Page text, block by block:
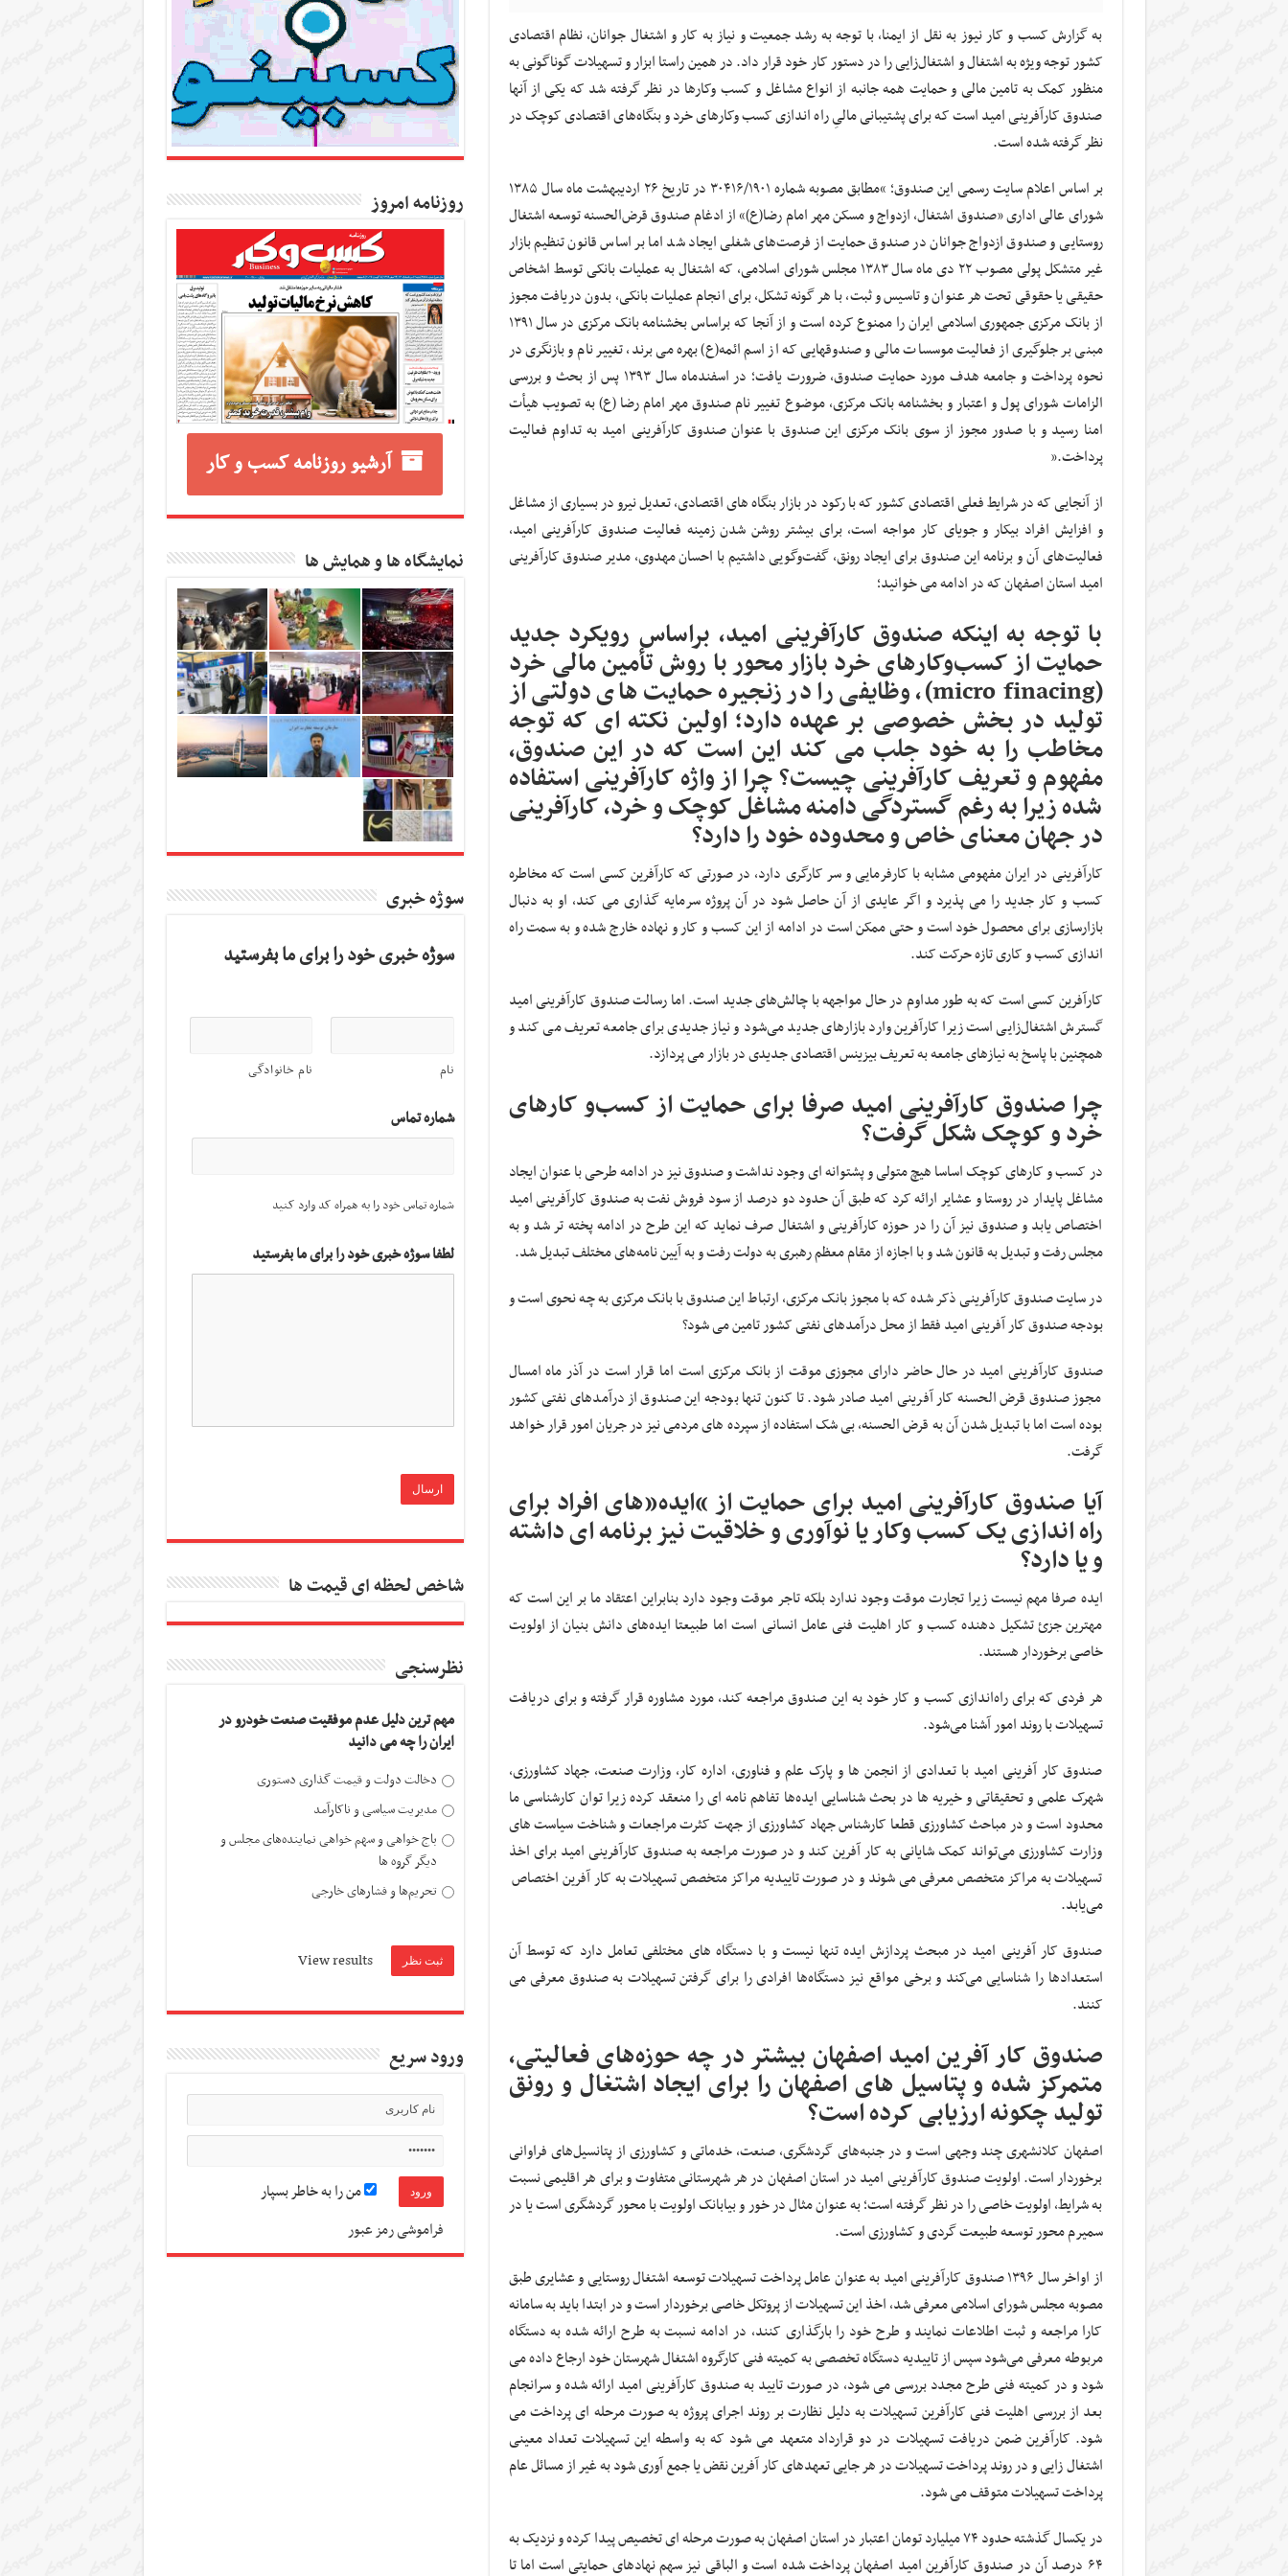
به گزارش کسب و کار نیوز به نقل از ایمنا، با توجه به رشد جمعیت و نیاز به کار و اشتغال جوانان، نظام اقتصادی
کشور توجه ویژه به اشتغال و اشتغال‌زایی را در دستور کار خود قرار داد. در همین راستا ابزار و تسهیلات گوناگونی به
منظور کمک به تامین مالی و حمایت همه جانبه از انواع مشاغل و کسب وکارها در نظر گرفته شد که یکی از آنها
صندوق کارآفرینی امید است که برای پشتیبانی مالیِ راه اندازی کسب وکارهای خرد و بنگاه‌های اقتصادی کوچک در
نظر گرفته شده است.
بر اساس اعلام سایت رسمی این صندوق؛ “مطابق مصوبه‌ شماره‌ ۳۰۴۱۶/۱۹۰۱ در تاریخ ۲۶ اردیبهشت ماه سال ۱۳۸۵
شورای عالی اداری «صندوق اشتغال، ازدواج و مسکن مهر امام رضا(ع)» از ادغام صندوق قرض‌الحسنه‌ توسعه‌ اشتغال
روستایی و صندوق ازدواج جوانان در صندوق حمایت از فرصت‌های شغلی ایجاد شد اما بر اساس قانون تنظیم بازار
غیر متشکل پولی مصوب ۲۲ دی ماه سال ۱۳۸۳ مجلس شورای اسلامی، که اشتغال به عملیات بانکی توسط اشخاص
حقیقی یا حقوقی تحت هر عنوان و تاسیس و ثبت، با هر گونه تشکل، برای انجام عملیات بانکی، بدون دریافت مجوز
از بانک مرکزی جمهوری اسلامی ایران را ممنوع کرده است و از آنجا که براساس بخشنامه بانک مرکزی در سال ۱۳۹۱
مبنی بر جلوگیری از فعالیت موسسات مالی و صندوق‏هایی که از اسم ائمه(ع) بهره می برند، تغییر نام و بازنگری در
نحوه پرداخت و جامعه هدف مورد حمایت صندوق، ضرورت یافت؛ در اسفندماه سال ۱۳۹۳ پس از بحث و بررسی
الزامات شورای پول و اعتبار و بخشنامه بانک مرکزی، موضوع تغییر نام صندوق مهر امام رضا (ع) به تصویب هیأت
امنا رسید و با صدور مجوز از سوی بانک مرکزی این صندوق با عنوان صندوق کارآفرینی امید به تداوم فعالیت
پرداخت.”
از آنجایی که در شرایط فعلی اقتصادی کشور که با رکود در بازار بنگاه های اقتصادی، تعدیل نیرو در بسیاری از مشاغل
و افزایش افراد بیکار و جویای کار مواجه است، برای بیشتر روشن شدن زمینه فعالیت صندوق کارآفرینی امید،
فعالیت‌های آن و برنامه این صندوق برای ایجاد رونق، گفت‌وگویی داشتیم با احسان مهدوی، مدیر صندوق کارآفرینی
امید استان اصفهان که در ادامه می خوانید؛
با توجه به اینکه صندوق کارآفرینی امید، براساس رویکرد جدید
حمایت از کسب‌وکارهای خرد بازار محور با روش تأمین مالی خرد
(micro finacing)، وظایفی را در زنجیره حمایت های دولتی از
تولید در بخش خصوصی بر عهده دارد؛ اولین نکته ای که توجه
مخاطب را به خود جلب می کند این است که در این صندوق،
مفهوم و تعریف کارآفرینی چیست؟ چرا از واژه کارآفرینی استفاده
شده زیرا به رغم گستردگی دامنه مشاغل کوچک و خرد، کارآفرینی
در جهان معنای خاص و محدوده خود را دارد؟
کارآفرینی در ایران مفهومی مشابه با کارفرمایی و سر کارگری دارد، در صورتی که کارآفرین کسی است که مخاطره
کسب و کار جدید را می پذیرد و اگر عایدی از آن حاصل شود در آن پروژه سرمایه گذاری می کند، او به دنبال
بازارسازی برای محصول خود است و حتی ممکن است در ادامه از این کسب و کار و نهاده خارج شده و به سمت راه
اندازی کسب و کاری تازه حرکت کند.
کارآفرین کسی است که به طور مداوم در حال مواجهه با چالش‌های جدید است. اما رسالت صندوق کارآفرینی امید
گسترش اشتغال‌زایی است زیرا کارآفرین وارد بازارهای جدید می‌شود و نیاز جدیدی برای جامعه تعریف می کند و
همچنین با پاسخ به نیازهای جامعه به تعریف بیزینس اقتصادی جدیدی در بازار می پردازد.
چرا صندوق کارآفرینی امید صرفا برای حمایت از کسب‌و کارهای
خرد و کوچک شکل گرفت؟
در کسب و کارهای کوچک اساسا هیچ متولی و پشتوانه ای وجود نداشت و صندوق نیز در ادامه طرحی با عنوان ایجاد
مشاغل پایدار در روستا و عشایر ارائه کرد که طبق آن حدود دو درصد از سود فروش نفت به صندوق کارآفرینی امید
اختصاص یابد و صندوق نیز آن را در حوزه کارآفرینی و اشتغال صرف نماید که این طرح در ادامه پخته تر شد و به
مجلس رفت و تبدیل به قانون شد و با اجازه از مقام معظم رهبری به دولت رفت و به آیین نامه‌های مختلف تبدیل شد.
در سایت صندوق کارآفرینی ذکر شده که با مجوز بانک مرکزی، ارتباط این صندوق با بانک مرکزی به چه نحوی است و
بودجه صندوق کار آفرینی امید فقط از محل درآمدهای نفتی کشور تامین می شود؟
صندوق کارآفرینی امید در حال حاضر دارای مجوزی موقت از بانک مرکزی است اما قرار است در آذر ماه امسال
مجوز صندوق قرض الحسنه کار آفرینی امید صادر شود. تا کنون تنها بودجه این صندوق از درآمدهای نفتی کشور
بوده است اما با تبدیل شدن آن به قرض الحسنه، بی شک استفاده از سپرده های مردمی نیز در جریان امور قرار خواهد
گرفت.
آیا صندوق کارآفرینی امید برای حمایت از “ایده”های افراد برای
راه اندازی یک کسب وکار یا نوآوری و خلاقیت نیز برنامه ای داشته
و یا دارد؟
ایده صرفا مهم نیست زیرا تجارت موقت وجود ندارد بلکه تاجر موقت وجود دارد بنابراین اعتقاد ما بر این است که
مهترین جزئ تشکیل دهنده کسب و کار اهلیت فنی عامل انسانی است اما طبیعتا ایده‌های دانش بنیان از اولویت
خاصی برخوردار هستند.
هر فردی که برای راه‌اندازی کسب و کار خود به این صندوق مراجعه کند، مورد مشاوره قرار گرفته و برای دریافت
تسهیلات با روند امور آشنا می‌شود.
صندوق کار آفرینی امید با تعدادی از انجمن ها و پارک علم و فناوری، اداره کار، وزارت صنعت، جهاد کشاورزی،
شهرک علمی و تحقیقاتی و خیریه ها در بحث شناسایی ایده‌ها تفاهم نامه ای را منعقد کرده زیرا توان کارشناسی ما
محدود است و در مباحث کشاورزی قطعا کارشناس جهاد کشاورزی از جهت کثرت مراجعات و شناخت سیاست های
وزارت کشاورزی می‌تواند کمک شایانی به کار آفرین کند و در صورت مراجعه به صندوق کارآفرینی امید برای اخذ
تسهیلات به مراکز متخصص معرفی می شوند و در صورت تاییدیه مراکز متخصص تسهیلات به کار آفرین اختصاص
می‌یابد.
صندوق کار آفرینی امید در مبحث پردازش ایده تنها نیست و با دستگاه های مختلفی تعامل دارد که توسط آن
استعدادها را شناسایی می‌کند و برخی مواقع نیز دستگاه‌ها افرادی را برای گرفتن تسهیلات به صندوق معرفی می
کنند.
صندوق کار آفرین امید اصفهان بیشتر در چه حوزه‌های فعالیتی،
متمرکز شده و پتاسیل های اصفهان را برای ایجاد اشتغال و رونق
تولید چکونه ارزیابی کرده است؟
اصفهان کلانشهری چند وجهی است و در جنبه‌های گردشگری، صنعت، خدماتی و کشاورزی از پتانسیل‌های فراوانی
برخوردار است. اولویت صندوق کارآفرینی امید در استان اصفهان در هر شهرستانی متفاوت و برای هر اقلیمی نسبت
به شرایط، اولویت خاصی را در نظر گرفته است؛ به عنوان مثال در خور و بیابانک اولویت با محور گردشگری است یا در
سمیرم محور توسعه طبیعت گردی و کشاورزی است.
از اواخر سال ۱۳۹۶ صندوق کارآفرینی امید به عنوان عامل پرداخت تسهیلات توسعه اشتغال روستایی و عشایری طبق
مصوبه مجلس شورای اسلامی معرفی شد، اخذ این تسهیلات از پروتکل خاصی برخوردار است و در ابتدا باید به سامانه
کارا مراجعه و ثبت اطلاعات نمایند و طرح خود را بارگذاری کنند، در ادامه نسبت به طرح ارائه شده به دستگاه
مربوطه معرفی می‌شود سپس از تاییدیه دستگاه تخصصی به کمیته فنی کارگروه اشتغال شهرستان خود ارجاع داده می
شود و در کمیته فنی طرح مجدد بررسی می شود، در صورت تایید به صندوق کارآفرینی امید ارائه شده و سرانجام
بعد از بررسی اهلیت فنی کارآفرین تسهیلات به دلیل نظارت بر روند اجرای پروژه به صورت مرحله ای پرداخت می
شود. کارآفرین ضمن دریافت تسهیلات در دو قرارداد متعهد می شود که به واسطه این تسهیلات تعداد معینی
اشتغال زایی و در روند پرداخت تسهیلات در هر جایی تعهدهای کار آفرین نقض یا جمع آوری شود به غیر از مسائل عام
پرداخت تسهیلات متوقف می شود.
در یکسال گذشته حدود ٧۴ میلیارد تومان اعتبار در استان اصفهان به صورت مرحله ای تخصیص پیدا کرده و نزدیک به
۶۴ درصد آن در صندوق کارآفرین امید اصفهان پرداخت شده است و الباقی نیز سهم نهادهای حمایتی است اما تا
روزنامه امروز
آرشیو روزنامه کسب و کار
نمایشگاه ها و همایش ها
سوژه خبری
سوژه خبری خود را برای ما بفرستید
نام نام خانوادگی
شماره تماس
شماره تماس خود را به همراه کد وارد کنید
لطفا سوژه خبری خود را برای ما بفرستید
شاخص لحظه ای قیمت ها
نظرسنجی
مهم ترین دلیل عدم موفقیت صنعت خودرو در
ایران را چه می دانید
دخالت دولت و قیمت گذاری دستوری
مدیریت سیاسی و ناکارآمد
باج خواهی و سهم خواهی نماینده‌های مجلس و
دیگر گروه ها
تحریم‌ها و فشارهای خارجی
View results
ورود سریع
من را به خاطر بسپار
فراموشی رمز عبور